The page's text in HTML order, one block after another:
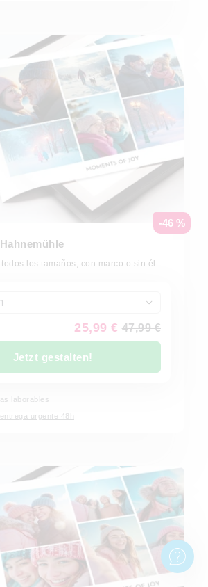
-46 %
los tamaños, con marco o sin él
25,99 € 47,99 €
Jetzt gestalten!
laborables
urgente 48h